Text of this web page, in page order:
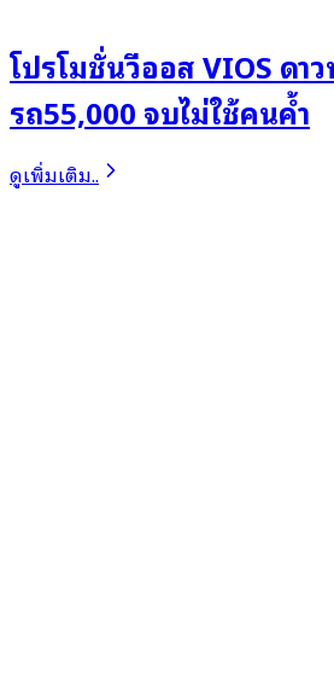
โปรโมชั่นวีออส VIOS ดา
รถ55,000 จบไม่ใช้คนค้ำ
ดูเพิ่มเติม..